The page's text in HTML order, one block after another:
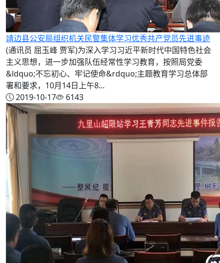
靖边县公安局组织机关民警集体学习优秀共产党员先进事迹
(通讯员 屈玉峰 贾军)为深入学习习近平新时代中国特色社会
主义思想，进一步加强队伍经常性学习教育，按照局党委
&ldquo;不忘初心、牢记使命&rdquo;主题教育学习总体部
署和要求，10月14日上午8...
2019-10-17
6143